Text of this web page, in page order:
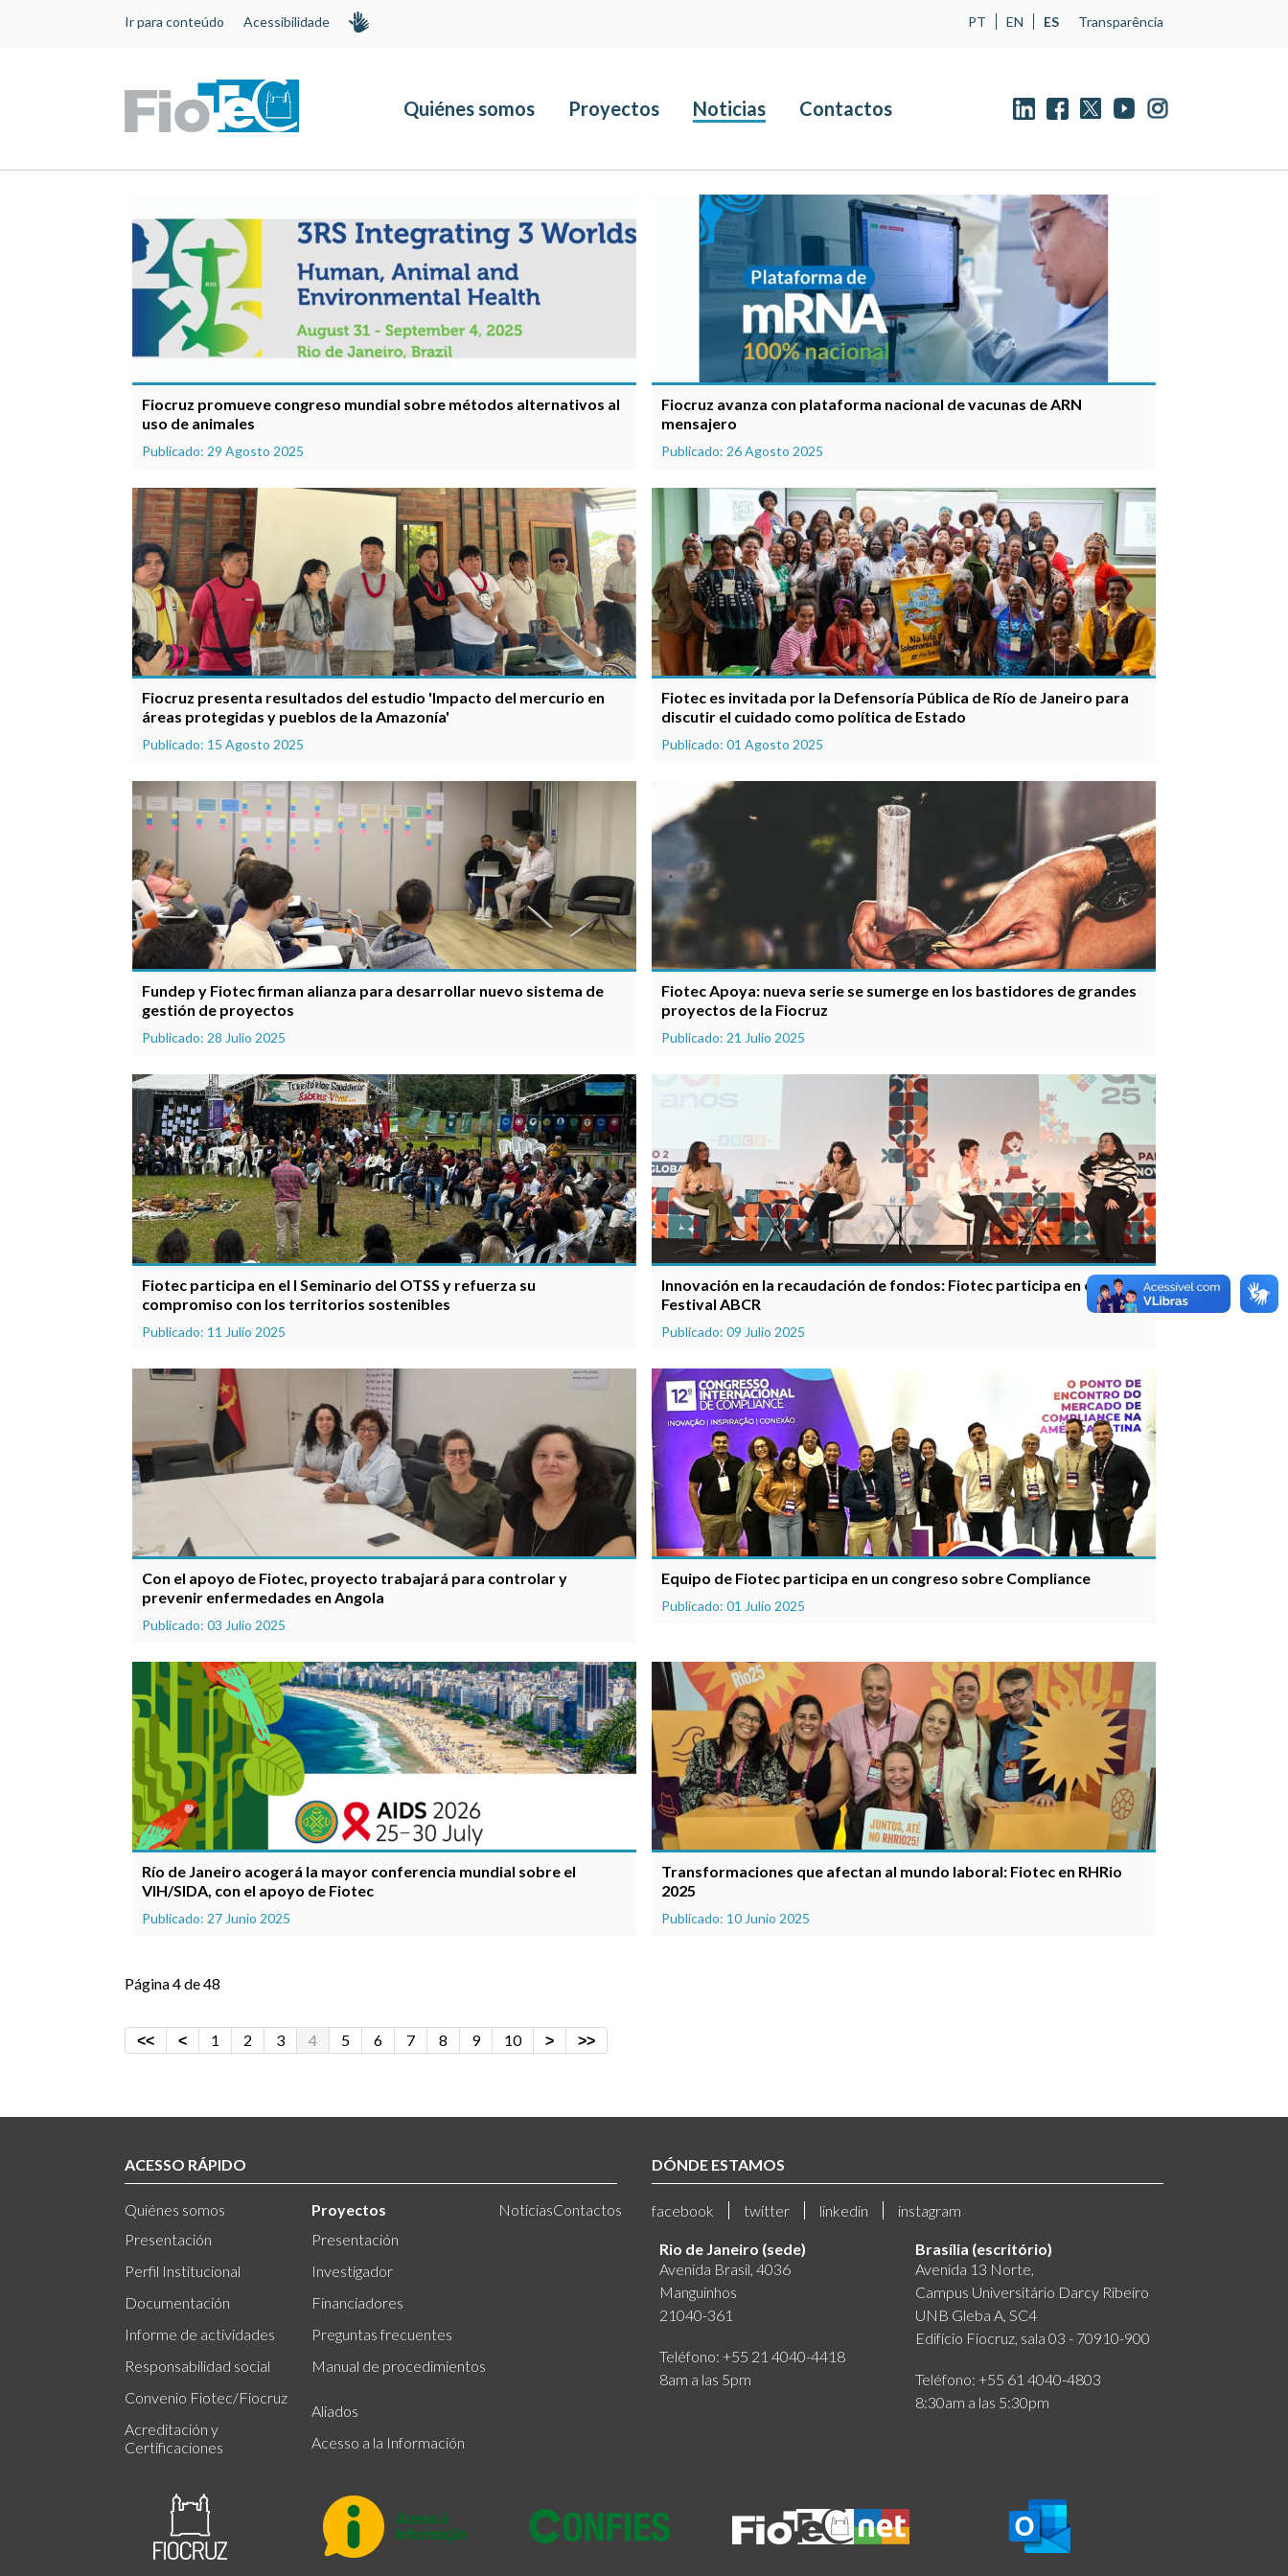
Ir para conteúdo Acessibilidade PT EN ES Transparência
Quiénes somos Proyectos Noticias Contactos
Fiocruz promueve congreso mundial sobre métodos alternativos al
uso de animales
Publicado: 29 Agosto 2025
Fiocruz avanza con plataforma nacional de vacunas de ARN
mensajero
Publicado: 26 Agosto 2025
Fiocruz presenta resultados del estudio 'Impacto del mercurio en
áreas protegidas y pueblos de la Amazonía'
Publicado: 15 Agosto 2025
Fiotec es invitada por la Defensoría Pública de Río de Janeiro para
discutir el cuidado como política de Estado
Publicado: 01 Agosto 2025
Fundep y Fiotec firman alianza para desarrollar nuevo sistema de
gestión de proyectos
Publicado: 28 Julio 2025
Fiotec Apoya: nueva serie se sumerge en los bastidores de grandes
proyectos de la Fiocruz
Publicado: 21 Julio 2025
Fiotec participa en el I Seminario del OTSS y refuerza su
compromiso con los territorios sostenibles
Publicado: 11 Julio 2025
Innovación en la recaudación de fondos: Fiotec participa en el
Festival ABCR
Publicado: 09 Julio 2025
Con el apoyo de Fiotec, proyecto trabajará para controlar y
prevenir enfermedades en Angola
Publicado: 03 Julio 2025
Equipo de Fiotec participa en un congreso sobre Compliance
Publicado: 01 Julio 2025
Río de Janeiro acogerá la mayor conferencia mundial sobre el
VIH/SIDA, con el apoyo de Fiotec
Publicado: 27 Junio 2025
Transformaciones que afectan al mundo laboral: Fiotec en RHRio
2025
Publicado: 10 Junio 2025
Página 4 de 48
1 2 3 4 5 6 7 8 9 10
ACESSO RÁPIDO
Quiénes somos
Presentación
Perfil Institucional
Documentación
Informe de actividades
Responsabilidad social
Convenio Fiotec/Fiocruz
Acreditación y
Certificaciones
Proyectos
Presentación
Investigador
Financiadores
Preguntas frecuentes
Manual de procedimientos
Aliados
Acesso a la Información
NoticiasContactos
DÓNDE ESTAMOS
facebook twitter linkedin instagram
Rio de Janeiro (sede)
Avenida Brasil, 4036
Manguinhos
21040-361
Teléfono: +55 21 4040-4418
8am a las 5pm
Brasília (escritório)
Avenida 13 Norte,
Campus Universitário Darcy Ribeiro
UNB Gleba A, SC4
Edifício Fiocruz, sala 03 - 70910-900
Teléfono: +55 61 4040-4803
8:30am a las 5:30pm